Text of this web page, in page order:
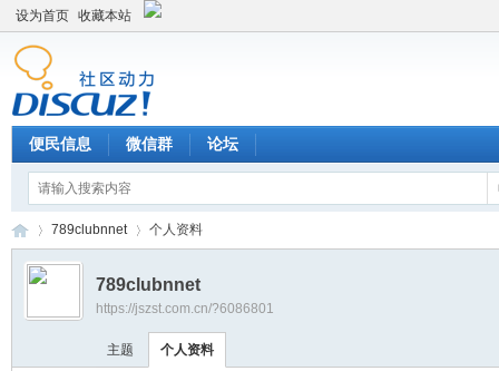
设为首页 收藏本站
便民信息 微信群 论坛
›
789clubnnet 个人资料
789clubnnet
https://jszst.com.cn/?6086801
主题 个人资料